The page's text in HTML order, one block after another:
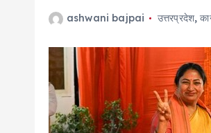
ashwani bajpai उत्तरप्रदेश,